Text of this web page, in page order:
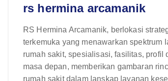
rs hermina arcamanik
RS Hermina Arcamanik, berlokasi
terkemuka yang menawarkan spektrum
rumah sakit, spesialisasi, fasilitas, profil
masa depan, memberikan gambaran
rumah sakit dalam lanskap layanan